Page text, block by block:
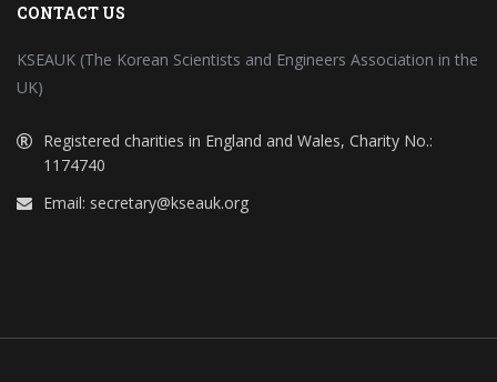
CONTACT US
KSEAUK (The Korean Scientists and Engineers Association in the
UK)
Registered charities in England and Wales, Charity No.:
1174740
Email: secretary@kseauk.org